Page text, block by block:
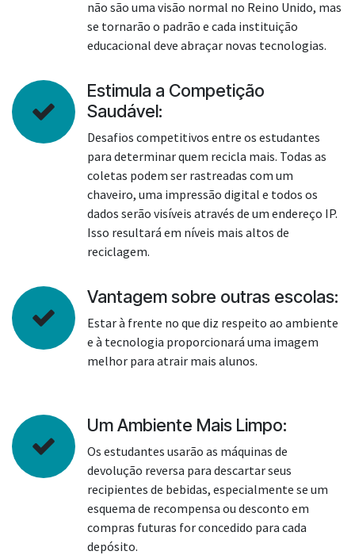
não são uma visão normal no Reino Unido, mas
se tornarão o padrão e cada instituição
educacional deve abraçar novas tecnologias.
Estimula a Competição
Saudável:
Desafios competitivos entre os estudantes
para determinar quem recicla mais. Todas as
coletas podem ser rastreadas com um
chaveiro, uma impressão digital e todos os
dados serão visíveis através de um endereço IP.
Isso resultará em níveis mais altos de
reciclagem.
Vantagem sobre outras escolas:
Estar à frente no que diz respeito ao ambiente
e à tecnologia proporcionará uma imagem
melhor para atrair mais alunos.
Um Ambiente Mais Limpo:
Os estudantes usarão as máquinas de
devolução reversa para descartar seus
recipientes de bebidas, especialmente se um
esquema de recompensa ou desconto em
compras futuras for concedido para cada
depósito.